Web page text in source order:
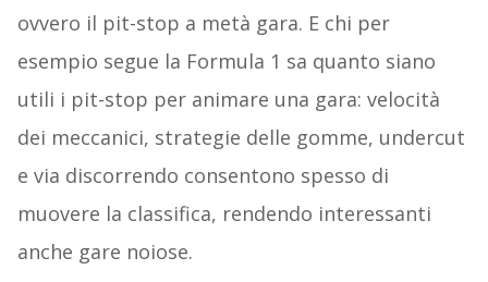
ovvero il pit-stop a metà gara. E chi per
esempio segue la Formula 1 sa quanto siano
utili i pit-stop per animare una gara: velocità
dei meccanici, strategie delle gomme, undercut
e via discorrendo consentono spesso di
muovere la classifica, rendendo interessanti
anche gare noiose.